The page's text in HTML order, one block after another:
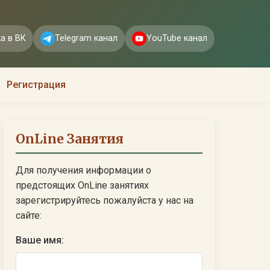
в ВК Telegram канал YouTube канал
Регистрация
OnLine Занятия
Для получения информации о
предстоящих OnLine занятиях
зарегистрируйтесь пожалуйста у нас на
сайте:
Ваше имя: